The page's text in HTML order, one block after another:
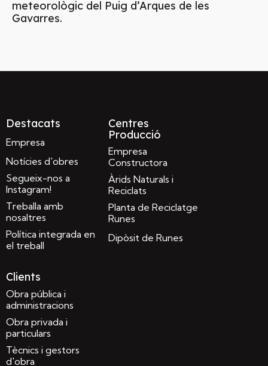
meteorològic del Puig d’Arques de les
Gavarres.
Destacats
Empresa
Notícies d'obres
Segueix-nos a
Instagram!
Treballa amb
nosaltres
Política integrada en
el treball
Centres
Producció
Empresa
Constructora
Àrids Naturals i
Reciclats
Planta de Reciclatge
Runes
Dipòsit de Runes
Clients
Obra pública i
administracions
Obra privada i
particulars
Tècnics i gestors
d'obra